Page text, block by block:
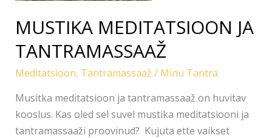
MUSTIKA MEDITATSIOON JA
TANTRAMASSAAŽ
Meditatsioon, Tantramassaaž / Minu Tantra
Musitka meditatsioon ja tantramassaaž on huvitav
kooslus. Kas oled sel suvel mustika meditatsiooni ja
tantramassaaži proovinud? Kujuta ette vaikset